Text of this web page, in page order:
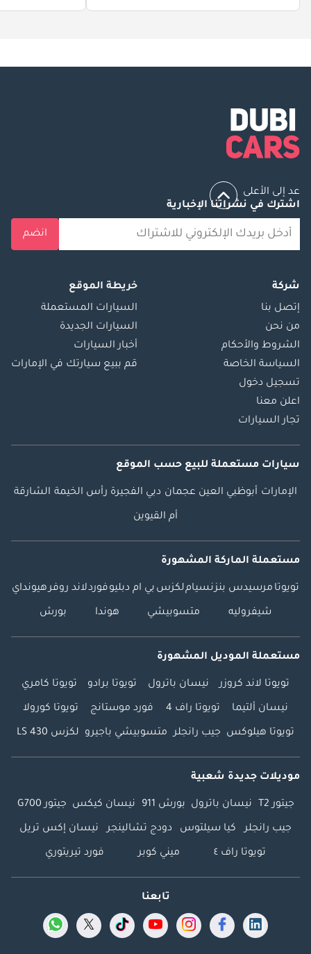
عد إلى الأعلى
اشترك في نشراتنا الإخبارية
انضم
شركة
إتصل بنا
من نحن
الشروط والأحكام
السياسة الخاصة
تسجيل دخول
اعلن معنا
تجار السيارات
خريطة الموقع
السيارات المستعملة
السيارات الجديدة
أخبار السيارات
قم ببيع سيارتك في الإمارات
سيارات مستعملة للبيع حسب الموقع
الإمارات أبوظبي العين عجمان دبي الفجيرة رأس الخيمة الشارقة
أم القيوين
مستعملة الماركة المشهورة
تويوتا مرسيدس بنزنسياملكزس بي ام دبليوفوردلاند روفرهيونداي
شيفروليه متسوبيشي هوندا بورش
مستعملة الموديل المشهورة
تويوتا لاند كروزر نيسان باترول تويوتا برادو تويوتا كامري
نيسان ألتيما تويوتا راف 4 فورد موستانج تويوتا كورولا
تويوتا هيلوكس جيب رانجلر متسوبيشي باجيرو لكزس LS 430
موديلات جديدة شعبية
جيتور T2 نيسان باترول بورش 911 نيسان كيكس جيتور G700
جيب رانجلر كيا سيلتوس دودج تشالينجر نيسان إكس تريل
تويوتا راف ٤ ميني كوبر فورد تيريتوري
تابعنا